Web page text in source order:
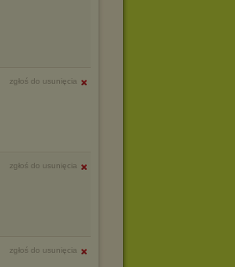
zgłoś do usunięcia
zgłoś do usunięcia
zgłoś do usunięcia